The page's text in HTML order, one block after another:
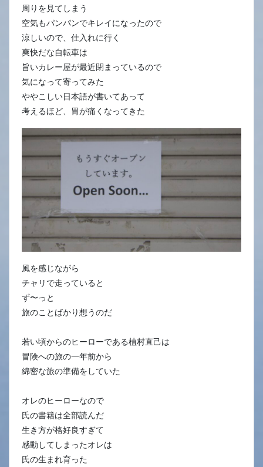
周りを見てしまう
空気もパンパンでキレイになったので
涼しいので、仕入れに行く
爽快だな自転車は
旨いカレー屋が最近閉まっているので
気になって寄ってみた
ややこしい日本語が書いてあって
考えるほど、胃が痛くなってきた
風を感じながら
チャリで走っていると
ず〜っと
旅のことばかり想うのだ
若い頃からのヒーローである植村直己は
冒険への旅の一年前から
綿密な旅の準備をしていた
オレのヒーローなので
氏の書籍は全部読んだ
生き方が格好良すぎて
感動してしまったオレは
氏の生まれ育った